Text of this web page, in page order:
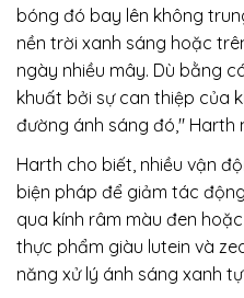
bóng đó bay lên không
nền trời xanh sáng hoặc
ngày nhiều mây. Dù bằng
khuất bởi sự can thiệp của
đường ánh sáng đó," Harth
Harth cho biết, nhiều vận
biện pháp để giảm tác
qua kính râm màu đen
thực phẩm giàu lutein và
năng xử lý ánh sáng xanh